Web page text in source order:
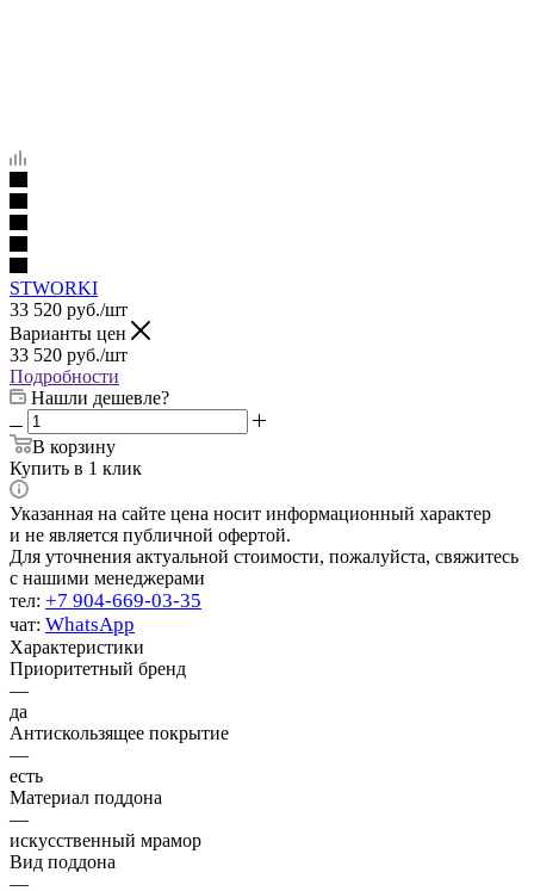
STWORKI
33 520 руб./шт
Варианты цен
33 520 руб./шт
Подробности
Нашли дешевле?
В корзину
Купить в 1 клик
Указанная на сайте цена носит информационный характер
и не является публичной офертой.
Для уточнения актуальной стоимости, пожалуйста, свяжитесь
с нашими менеджерами
тел: +7 904-669-03-35
чат: WhatsApp
Характеристики
Приоритетный бренд
—
да
Антискользящее покрытие
—
есть
Материал поддона
—
искусственный мрамор
Вид поддона
—